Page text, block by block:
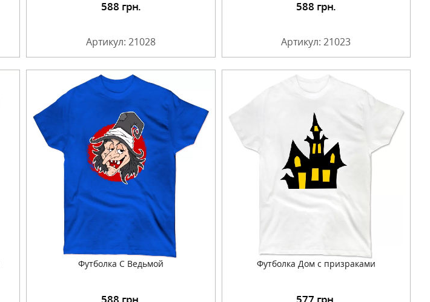
588 грн.
Артикул: 21028
Подробнее 588 грн.
Артикул: 21023
Футболка С Ведьмой
588 грн.
Футболка Дом с призраками
577 грн.